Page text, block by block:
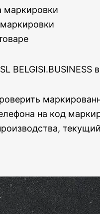
маркировки
на код